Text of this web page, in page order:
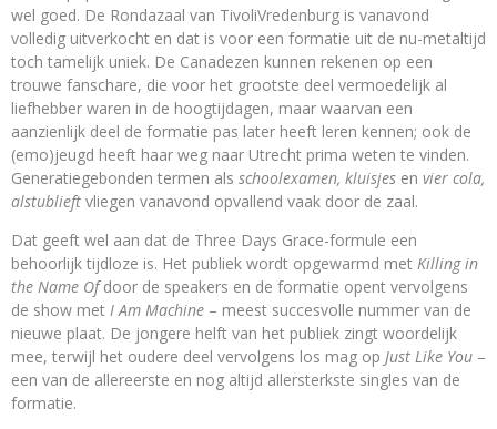
wel goed. De Rondazaal van TivoliVredenburg is vanavond
volledig uitverkocht en dat is voor een formatie uit de nu-metaltijd
toch tamelijk uniek. De Canadezen kunnen rekenen op een
trouwe fanschare, die voor het grootste deel vermoedelijk al
liefhebber waren in de hoogtijdagen, maar waarvan een
aanzienlijk deel de formatie pas later heeft leren kennen; ook de
(emo)jeugd heeft haar weg naar Utrecht prima weten te vinden.
Generatiegebonden termen als schoolexamen, kluisjes en vier cola,
alstublieft vliegen vanavond opvallend vaak door de zaal.
Dat geeft wel aan dat de Three Days Grace-formule een
behoorlijk tijdloze is. Het publiek wordt opgewarmd met Killing in
the Name Ofdoor de speakers en de formatie opent vervolgens
de show met I Am Machine ­ – meest succesvolle nummer van de
nieuwe plaat. De jongere helft van het publiek zingt woordelijk
mee, terwijl het oudere deel vervolgens los mag op Just Like You –
een van de allereerste en nog altijd allersterkste singles van de
formatie.